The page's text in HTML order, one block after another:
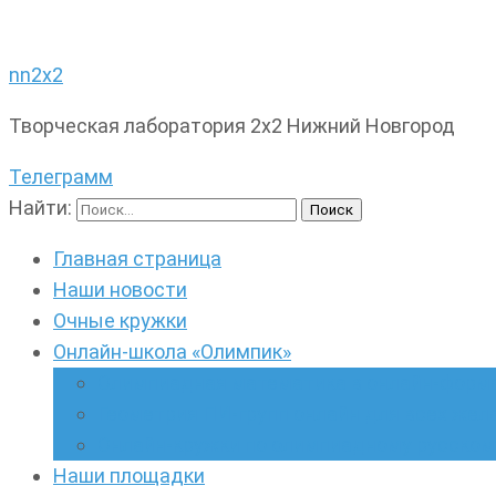
nn2x2
Творческая лаборатория 2х2 Нижний Новгород
Телеграмм
Найти:
Главная страница
Наши новости
Очные кружки
Онлайн-школа «Олимпик»
Наши площадки